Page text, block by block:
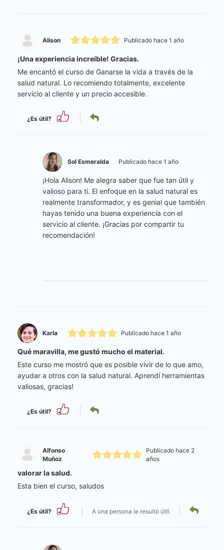
Alison Publicado hace 1 año
¡Una experiencia increíble! Gracias.
Me encantó el curso de Ganarse la vida a través de la
salud natural. Lo recomiendo totalmente, excelente
servicio al cliente y un precio accesible.
¿Es útil?
Sol Esmeralda Publicado hace 1 año
¡Hola Alison! Me alegra saber que fue tan útil y
valioso para ti. El enfoque en la salud natural es
realmente transformador, y es genial que también
hayas tenido una buena experiencia con el
servicio al cliente. ¡Gracias por compartir tu
recomendación!
Karla Publicado hace 1 año
Qué maravilla, me gustó mucho el material.
Este curso me mostró que es posible vivir de lo que amo,
ayudar a otros con la salud natural. Aprendí herramientas
valiosas, gracias!
¿Es útil?
Alfonso
Muñoz
Publicado hace 2
años
valorar la salud.
Esta bien el curso, saludos
¿Es útil? A una persona le resultó útil.